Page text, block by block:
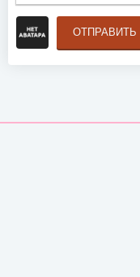
ОТПРАВИТЬ